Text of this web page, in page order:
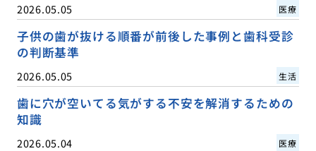
2026.05.05 医療
子供の歯が抜ける順番が前後した事例と歯科受診
の判断基準
2026.05.05 生活
歯に穴が空いてる気がする不安を解消するための
知識
2026.05.04 医療